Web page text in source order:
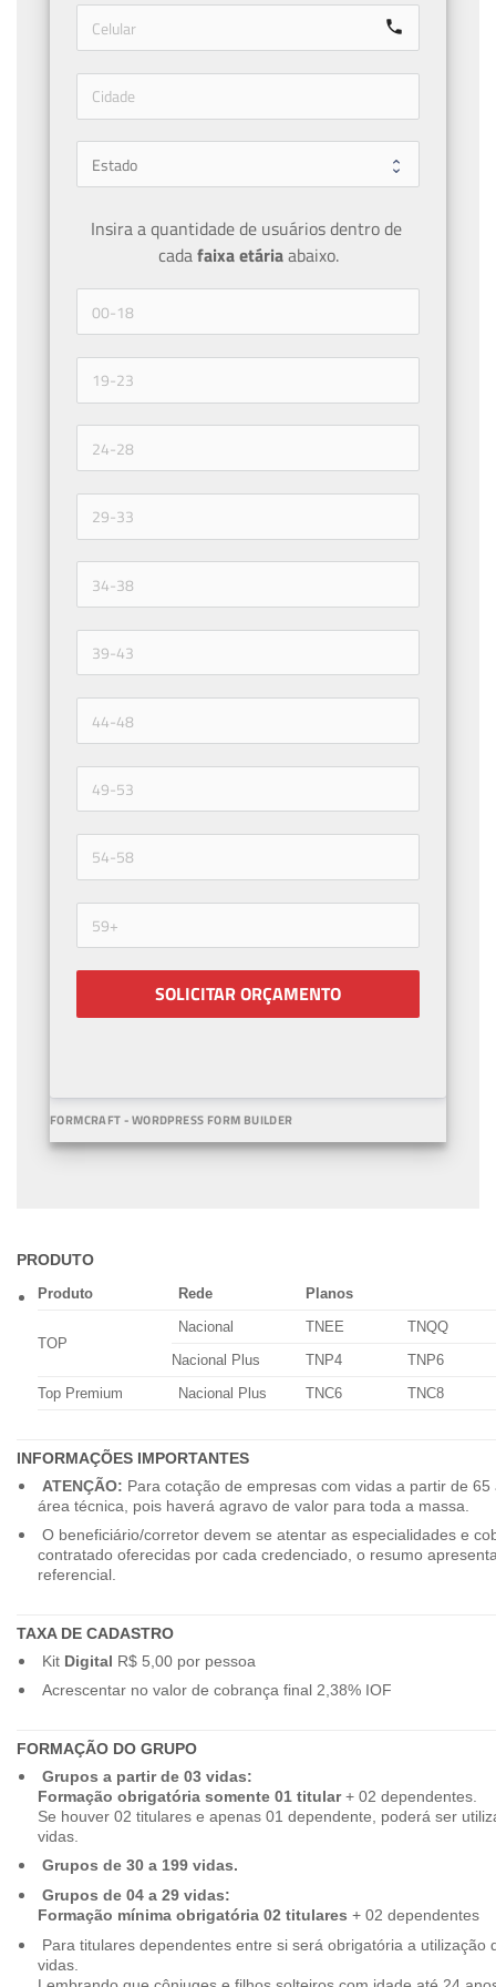
call
Insira a quantidade de usuários dentro de
cada faixa etária abaixo.
SOLICITAR ORÇAMENTO
FORMCRAFT - WORDPRESS FORM BUILDER
PRODUTO
Produto Rede Planos
TOP
Nacional TNEE
TNQQ
Nacional Plus
TNP4
TNP6
Top Premium
Nacional Plus TNC6 TNC8
INFORMAÇÕES IMPORTANTES
ATENÇÃO: Para cotação de empresas com vidas a partir de
área técnica, pois haverá agravo de valor para toda a massa.
O beneficiário/corretor devem se atentar as especialidades e
contratado oferecidas por cada credenciado, o resumo
referencial.
TAXA DE CADASTRO
Kit Digital R$ 5,00 por pessoa
Acrescentar no valor de cobrança final 2,38% IOF
FORMAÇÃO DO GRUPO
Grupos a partir de 03 vidas:
Formação obrigatória somente 01 titular+ 02 dependentes.
Se houver 02 titulares e apenas 01 dependente, poderá ser
vidas.
Grupos de 30 a 199 vidas.
Grupos de 04 a 29 vidas:
Formação mínima obrigatória 02 titulares + 02 dependentes
Para titulares dependentes entre si será obrigatória a utilização
vidas.